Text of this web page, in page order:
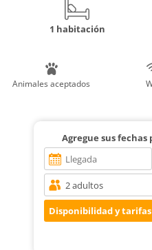
1 habitación
Animales aceptados
Agregue sus